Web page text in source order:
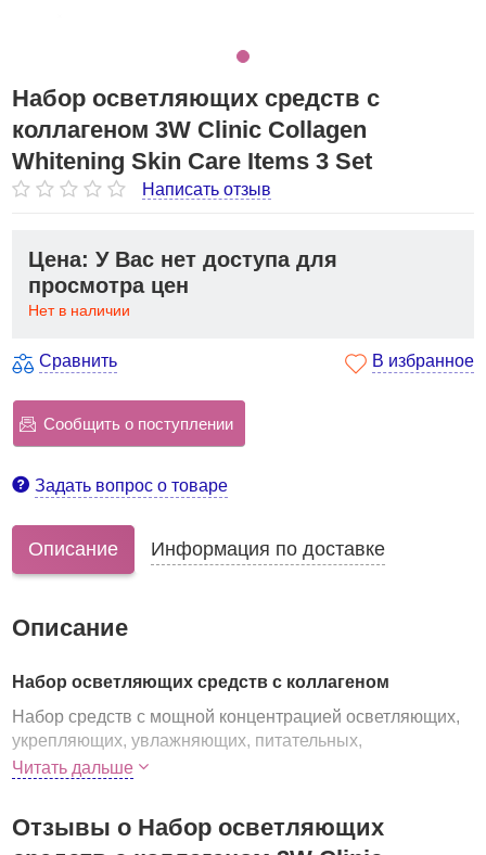
Набор осветляющих средств с
коллагеном 3W Clinic Collagen
Whitening Skin Care Items 3 Set
Написать отзыв
Цена: У Вас нет доступа для
просмотра цен
Нет в наличии
Сравнить В избранное
Сообщить о поступлении
Задать вопрос о товаре
Описание Информация по доставке
Описание
Набор осветляющих средств с коллагеном
Набор средств с мощной концентрацией осветляющих,
укрепляющих, увлажняющих, питательных,
антиоксидантных и омолаживающих компонентов.
миниатюры.
Читать дальше
Отзывы о Набор осветляющих